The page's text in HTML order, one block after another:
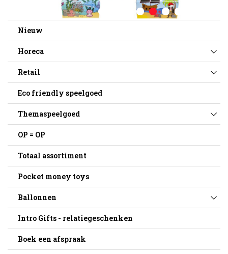
Nieuw
Horeca
Retail
Eco friendly speelgoed
Themaspeelgoed
OP = OP
Totaal assortiment
Pocket money toys
Ballonnen
Intro Gifts - relatiegeschenken
Boek een afspraak